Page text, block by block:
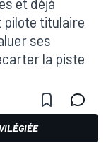
pilote titulaire
ses
la piste